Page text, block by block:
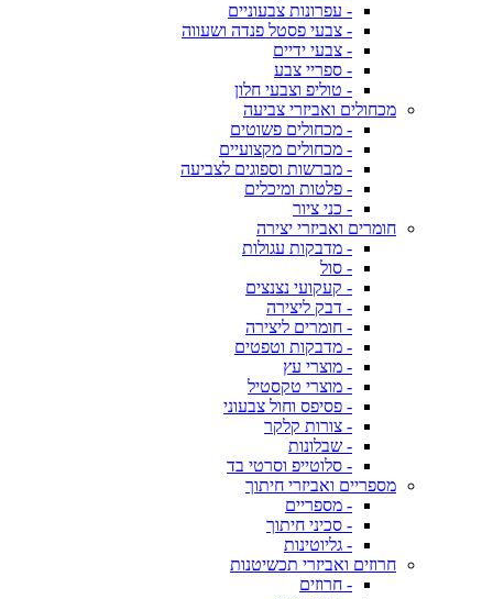
- עפרונות צבעוניים
- צבעי פסטל פנדה ושעווה
- צבעי ידיים
- ספריי צבע
- טוליפ וצבעי חלון
מכחולים ואביזרי צביעה
- מכחולים פשוטים
- מכחולים מקצועיים
- מברשות וספוגים לצביעה
- פלטות ומיכלים
- כני ציור
חומרים ואביזרי יצירה
- מדבקות עגולות
- סול
- קעקועי נצנצים
- דבק ליצירה
- חומרים ליצירה
- מדבקות וטפטים
- מוצרי עץ
- מוצרי טקסטיל
- פסיפס וחול צבעוני
- צורות קלקר
- שבלונות
- סלוטייפ וסרטי בד
מספריים ואביזרי חיתוך
- מספריים
- סכיני חיתוך
- גליוטינות
חרוזים ואביזרי תכשיטנות
- חרוזים